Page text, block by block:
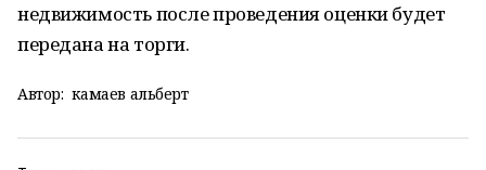
недвижимость после проведения оценки будет
передана на торги.
Автор: камаев альберт